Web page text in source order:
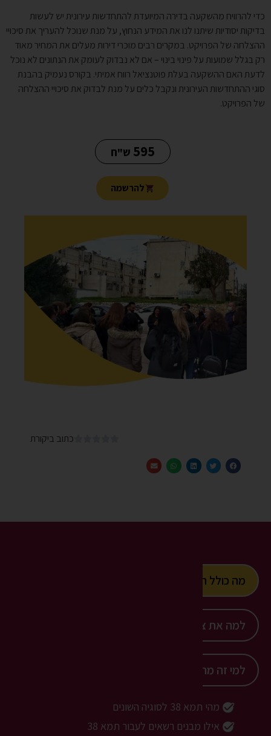
כדי להרוויח מהשקעה בדירה המיועדת להתחדשות עירונית יש לעשות
בדיקות יסודיות שיתנו לנו את המידע הנחוץ, על מנת שנוכל להעריך את סיכויי
ההצלחה של הפרויקט. במקרים רבים מוכרי דירות מעלים את המחיר מאוד
רק בגלל שמועות על פינוי בינוי – אם לא נבדוק לעומק את הנתונים לא נוכל
לדעת האם ההשקעה בעלת פוטנציאל רווח אמיתי. בקורס נעמיק בהבנת
סוגי ההתחדשות העירונית ונקבל כלים על מנת לבדוק את סיכויי ההצלחה
של הפרויקט.
595 ש"ח
להרשמה
כתוב ביקורת
מה כולל השירות?
למה את צריכה את זה?
למי זה מתאים?
מהי תמא 38 לסוגיה השונים
אילו מבנים רשאים לעבור תמא 38